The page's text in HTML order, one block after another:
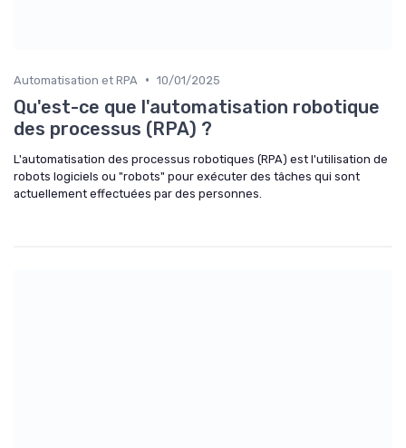
Automatisation et RPA • 10/01/2025
Qu'est-ce que l'automatisation robotique
des processus (RPA) ?
L'automatisation des processus robotiques (RPA) est l'utilisation de
robots logiciels ou "robots" pour exécuter des tâches qui sont
actuellement effectuées par des personnes.